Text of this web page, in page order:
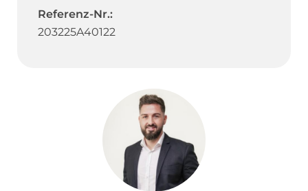
Referenz-Nr.:
203225A40122